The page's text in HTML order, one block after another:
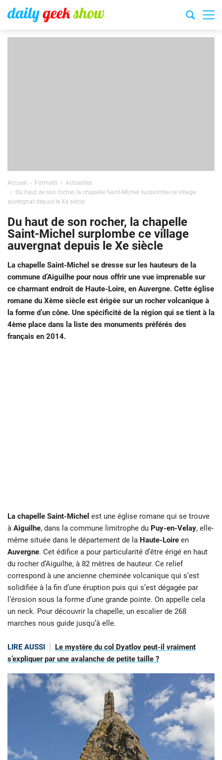
Accueil Formats
Actualités
Du haut de son rocher, la chapelle Saint-Michel surplombe ce village
auvergnat depuis le Xe siècle
Du haut de son rocher, la chapelle
Saint-Michel surplombe ce village
auvergnat depuis le Xe siècle
La chapelle Saint-Michel se dresse sur les hauteurs de la
commune d’Aiguilhe pour nous offrir une vue imprenable sur
ce charmant endroit de Haute-Loire, en Auvergne. Cette église
romane du Xème siècle est érigée sur un rocher volcanique à
la forme d’un cône. Une spécificité de la région qui se tient à la
4ème place dans la liste des monuments préférés des
français en 2014.
La chapelle Saint-Michel est une église romane qui se trouve
à Aiguilhe, dans la commune limitrophe du Puy-en-Velay, elle-
même située dans le département de la Haute-Loire en
Auvergne. Cet édifice a pour particularité d’être érigé en haut
du rocher d’Aiguilhe, à 82 mètres de hauteur. Ce relief
correspond à une ancienne cheminée volcanique qui s’est
solidifiée à la fin d’une éruption puis qui s’est dégagée par
l’érosion sous la forme d’une grande pointe. On appelle cela
un neck. Pour découvrir la chapelle, un escalier de 268
marches nous guide jusqu’à elle.
LIRE AUSSI
Le mystère du col Dyatlov peut-il vraiment
s’expliquer par une avalanche de petite taille ?